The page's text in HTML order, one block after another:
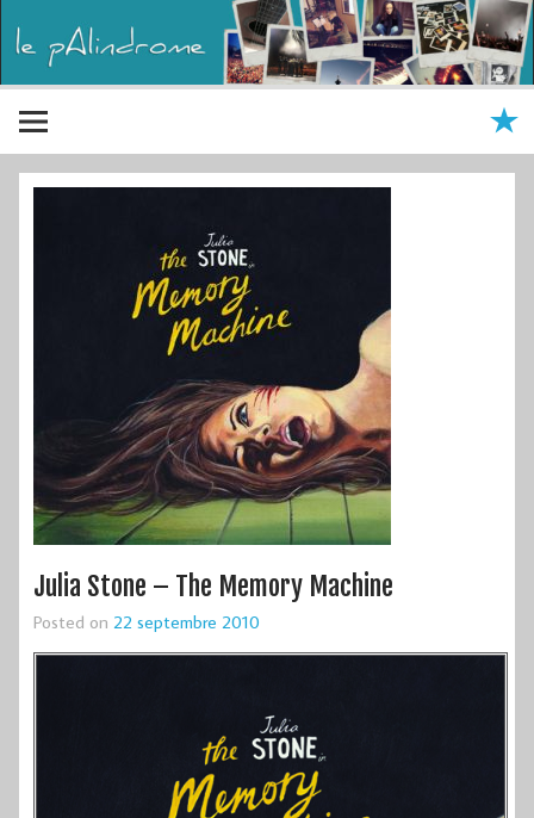
Julia Stone – The Memory Machine
Posted on 22 septembre 2010